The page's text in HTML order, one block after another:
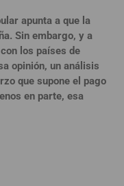
apunta a que la
Sin embargo, y a
los países de
opinión, un análisis
que supone el pago
en parte, esa